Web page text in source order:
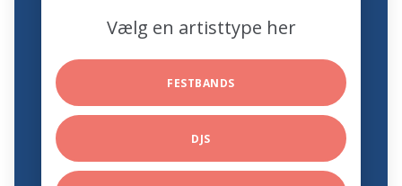
Vælg en artisttype her
FESTBANDS
DJS